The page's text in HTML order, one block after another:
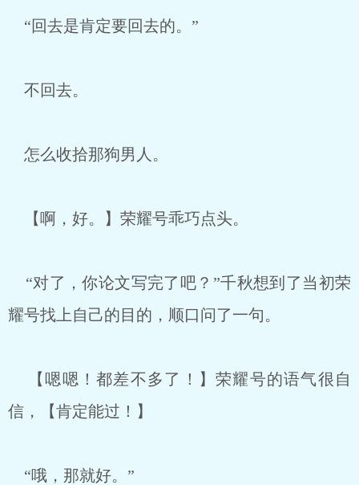
“回去是肯定要回去的。”
不回去。
怎么收拾那狗男人。
【啊，好。】荣耀号乖巧点头。
“对了，你论文写完了吧？”千秋想到了当初荣
耀号找上自己的目的，顺口问了一句。
【嗯嗯！都差不多了！】荣耀号的语气很自
信，【肯定能过！】
“哦，那就好。”